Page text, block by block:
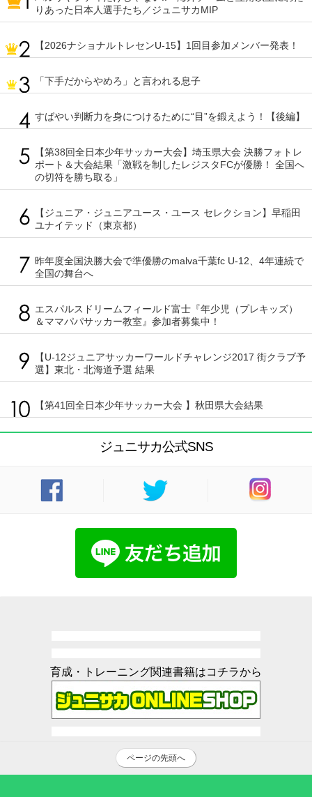
りあった日本人選手たち／ジュニサカMIP
【2026ナショナルトレセンU-15】1回目参加メンバー発表！
「下手だからやめろ」と言われる息子
すばやい判断力を身につけるために“目”を鍛えよう！【後編】
【第38回全日本少年サッカー大会】埼玉県大会 決勝フォトレ
ポート＆大会結果「激戦を制したレジスタFCが優勝！ 全国へ
の切符を勝ち取る」
【ジュニア・ジュニアユース・ユース セレクション】早稲田
ユナイテッド（東京都）
昨年度全国決勝大会で準優勝のmalva千葉fc U-12、4年連続で
全国の舞台へ
エスパルスドリームフィールド富士『年少児（プレキッズ）
＆ママパパサッカー教室』参加者募集中！
【U-12ジュニアサッカーワールドチャレンジ2017 街クラブ予
選】東北・北海道予選 結果
【第41回全日本少年サッカー大会 】秋田県大会結果
ジュニサカ公式SNS
育成・トレーニング関連書籍はコチラから
ページの先頭へ